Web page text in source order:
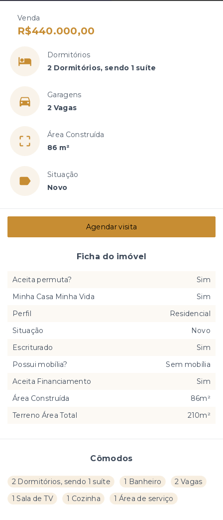
Venda
R$440.000,00
Dormitórios
2 Dormitórios, sendo 1 suíte
Garagens
2 Vagas
Área Construída
86 m²
Situação
Novo
Cômodos
2 Dormitórios, sendo 1 suíte 1 Banheiro
2 Vagas
1 Sala de TV
1 Cozinha 1 Área de serviço
Agendar visita
Ficha do imóvel
Aceita permuta?
Sim
Minha Casa Minha Vida
Sim
Perfil
Residencial
Situação
Novo
Escriturado
Sim
Possui mobília?
Sem mobília
Aceita Financiamento
Sim
Área Construída
86m²
Terreno Área Total
210m²